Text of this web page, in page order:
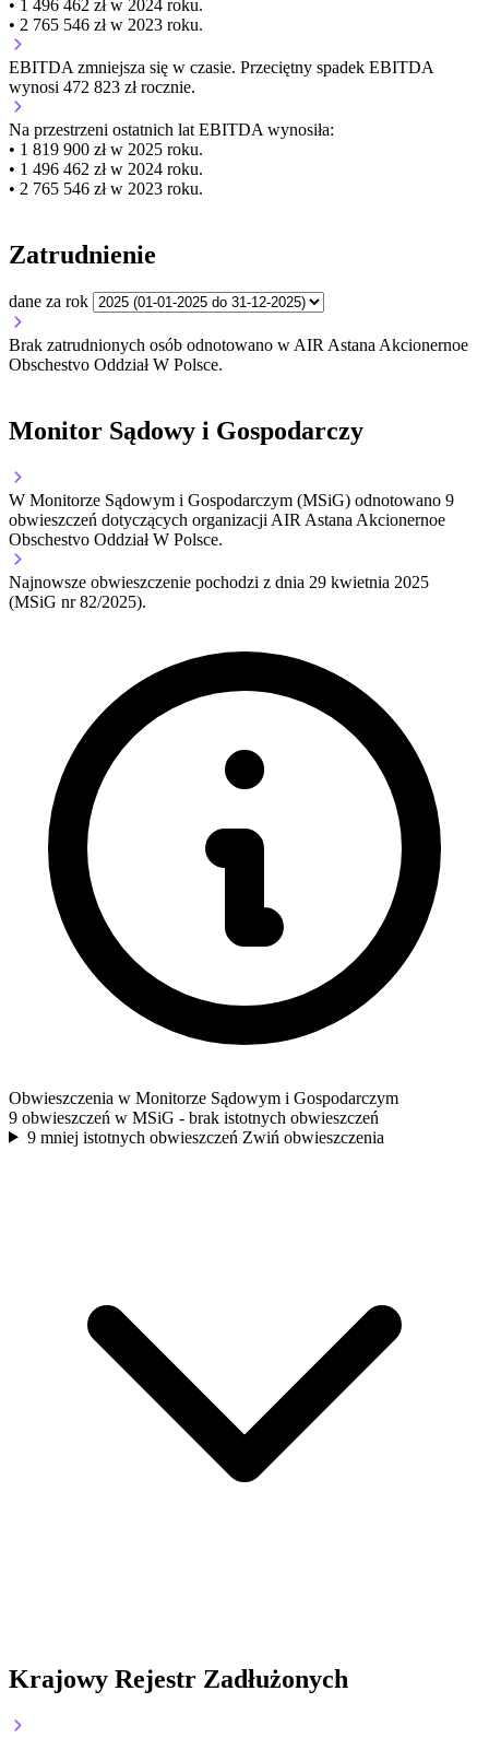
• 1 496 462 zł w 2024 roku.
• 2 765 546 zł w 2023 roku.
EBITDA zmniejsza się w czasie. Przeciętny spadek EBITDA
wynosi 472 823 zł rocznie.
Na przestrzeni ostatnich lat EBITDA wynosiła:
• 1 819 900 zł w 2025 roku.
• 1 496 462 zł w 2024 roku.
• 2 765 546 zł w 2023 roku.
Zatrudnienie
dane za rok
Brak zatrudnionych osób odnotowano w AIR Astana Akcionernoe
Obschestvo Oddział W Polsce.
Monitor Sądowy i Gospodarczy
W Monitorze Sądowym i Gospodarczym (MSiG) odnotowano 9
obwieszczeń dotyczących organizacji AIR Astana Akcionernoe
Obschestvo Oddział W Polsce.
Najnowsze obwieszczenie pochodzi z dnia 29 kwietnia 2025
(MSiG nr 82/2025).
Obwieszczenia w Monitorze Sądowym i Gospodarczym
9 obwieszczeń w MSiG - brak istotnych obwieszczeń
9 mniej istotnych obwieszczeń Zwiń obwieszczenia
Krajowy Rejestr Zadłużonych